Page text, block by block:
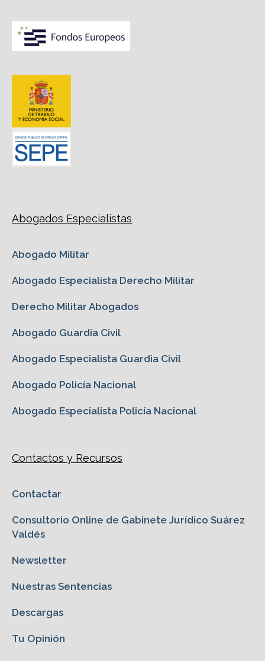
Abogados Especialistas
Abogado Militar
Abogado Especialista Derecho Militar
Derecho Militar Abogados
Abogado Guardia Civil
Abogado Especialista Guardia Civil
Abogado Policía Nacional
Abogado Especialista Policía Nacional
Contactos y Recursos
Contactar
Consultorio Online de Gabinete Jurídico Suárez
Valdés
Newsletter
Nuestras Sentencias
Descargas
Tu Opinión